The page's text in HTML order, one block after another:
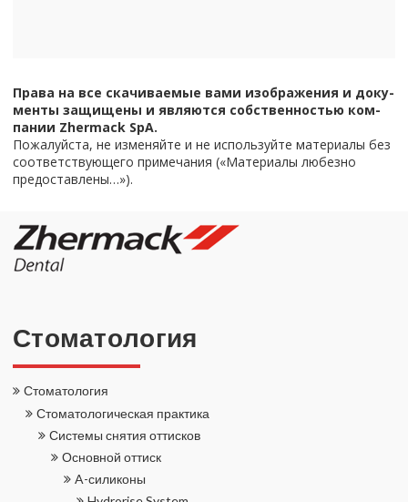
Права на все ска­чи­ва­е­мые вами изоб­ра­же­ния и до­ку­
мен­ты за­щи­ще­ны и яв­ля­ют­ся соб­ствен­но­стью ком­
па­нии Zhermack SpA.
По­жа­луй­ста, не из­ме­няй­те и не ис­поль­зуй­те ма­те­ри­а­лы без
со­от­вет­ству­ю­ще­го при­ме­ча­ния («Ма­те­ри­а­лы лю­без­но
предо­став­ле­ны…»).
Сто­ма­то­ло­гия
Сто­ма­то­ло­гия
Сто­ма­то­ло­ги­че­ская прак­ти­ка
Си­сте­мы сня­тия от­тис­ков
Ос­нов­ной от­тиск
A-​силиконы